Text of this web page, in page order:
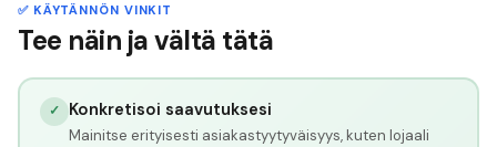
✅ KÄYTÄNNÖN VINKIT
Tee näin ja vältä tätä
✓ Konkretisoi saavutuksesi
Mainitse erityisesti asiakastyytyväisyys, kuten lojaali